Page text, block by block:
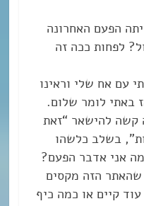
הפעם האחרונה
לפחות ככה זה
עם אח שלי וראינו
באתי לומר שלום.
קשה להישאר “זאת
בשלב כלשהו
אני אדבר הפעם?
הזה מקסים
קיים או כמה כיף